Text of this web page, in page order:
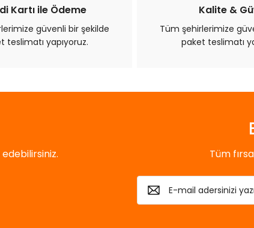
Kartı ile Ödeme
güvenli bir şekilde
teslimatı yapıyoruz.
Kalite &
Tüm şehirlerimize
paket teslimatı
Tüm